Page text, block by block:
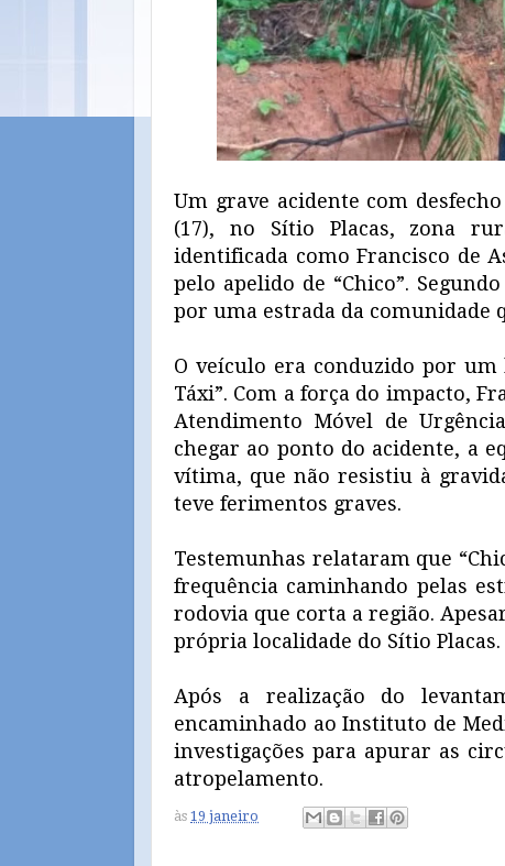
Um grave acidente com
(17), no Sítio Placas, zona
identificada como Francisco de
pelo apelido de “Chico”.
por uma estrada da comunidade
O veículo era conduzido por um
Táxi”. Com a força do impacto,
Atendimento Móvel de
chegar ao ponto do acidente, a
vítima, que não resistiu à
teve ferimentos graves.
Testemunhas relataram que
frequência caminhando pelas
rodovia que corta a região.
própria localidade do Sítio Placas.
Após a realização do
encaminhado ao Instituto de
investigações para apurar as
atropelamento.
às 19 janeiro